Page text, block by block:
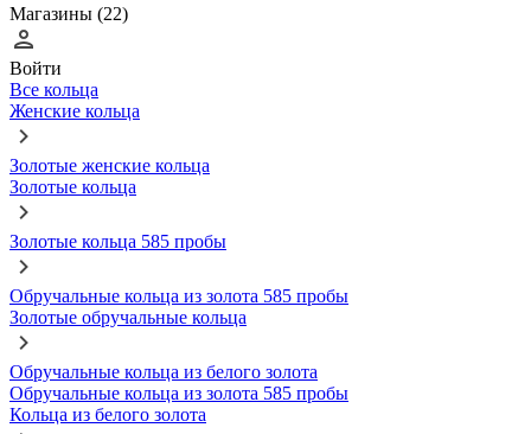
Магазины (22)
Войти
Все кольца
Женские кольца
Золотые женские кольца
Золотые кольца
Золотые кольца 585 пробы
Обручальные кольца из золота 585 пробы
Золотые обручальные кольца
Обручальные кольца из белого золота
Обручальные кольца из золота 585 пробы
Кольца из белого золота